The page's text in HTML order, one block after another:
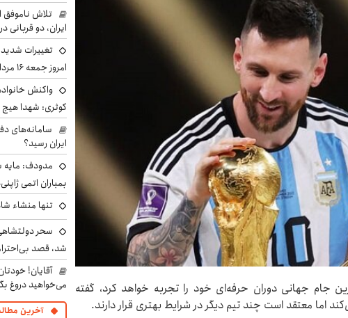
آخرین جام جهانی دوران حرفه‌ای خود را تجربه خواهد کرد، گفته
اما معتقد است چند تیم دیگر در شرایط بهتری قرار دارند.
تلاش ناموفق
ایران، دو قربانی
تغییرات
امروز جمعه ۱۶ مرداد ۱۴۰۵ را ببینند
واکنش
کوثری: شهدا
سامانه‌های
ایران رسید؟
مدودف: مایه
بمباران اتمی
تنها منشاء
سحر
شد، قصد
آقایان!
می‌خواهید دروغ
آخرین